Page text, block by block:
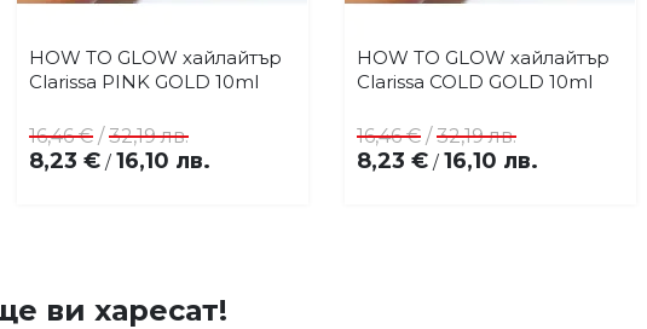
Добави
в
Купи
HOW TO GLOW хайлайтър
Clarissa PINK GOLD 10ml
8,23 € / 16,10 лв.
16,46 € /32,19 лв.
Добави
в
Купи
HOW TO GLOW хайлайтър
Clarissa COLD GOLD 10ml
8,23 € / 16,10 лв.
16,46 € /32,19 лв.
ви харесат!